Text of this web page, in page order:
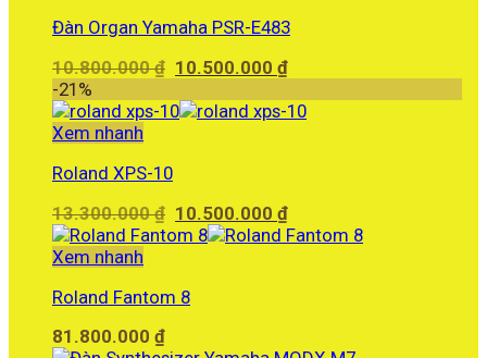
Đàn Organ Yamaha PSR-E483
10.800.000₫ Giá
là:
10.500.000₫Giá
tại
-21%
Xem nhanh
Roland XPS-10
13.300.000₫ Giá
gốc
10.500.000₫Giá
hiện
Xem nhanh
Roland Fantom 8
81.800.000 ₫